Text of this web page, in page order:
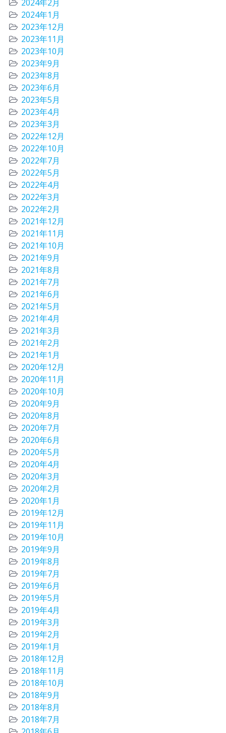
2024年2月
2024年1月
2023年12月
2023年11月
2023年10月
2023年9月
2023年8月
2023年6月
2023年5月
2023年4月
2023年3月
2022年12月
2022年10月
2022年7月
2022年5月
2022年4月
2022年3月
2022年2月
2021年12月
2021年11月
2021年10月
2021年9月
2021年8月
2021年7月
2021年6月
2021年5月
2021年4月
2021年3月
2021年2月
2021年1月
2020年12月
2020年11月
2020年10月
2020年9月
2020年8月
2020年7月
2020年6月
2020年5月
2020年4月
2020年3月
2020年2月
2020年1月
2019年12月
2019年11月
2019年10月
2019年9月
2019年8月
2019年7月
2019年6月
2019年5月
2019年4月
2019年3月
2019年2月
2019年1月
2018年12月
2018年11月
2018年10月
2018年9月
2018年8月
2018年7月